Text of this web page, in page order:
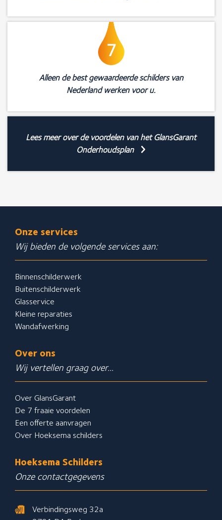
7
Alleen de best gewaardeerde schilders van
Nederland werken voor u.
Lees meer over de voordelen van het GlansGarant
Onderhoudsplan
Onze services
Wij bieden de volgende services aan:
Binnenschilderwerk
Buitenschilderwerk
Glasservice
Kleine reparaties
Wandafwerking
Over ons
Wij vertellen graag over...
Over GlansGarant
De 7 fraaie voordelen
Een offerte aanvragen
Over Hoeksema schilders
Hoeksema Schilders
Onze contactgegevens
Verbindingsweg 32a